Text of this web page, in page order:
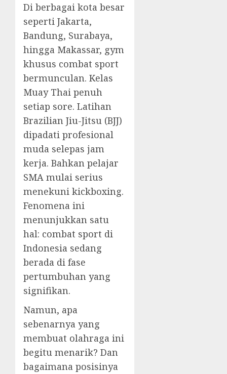
Di berbagai kota besar
seperti Jakarta,
Bandung, Surabaya,
hingga Makassar, gym
khusus combat sport
bermunculan. Kelas
Muay Thai penuh
setiap sore. Latihan
Brazilian Jiu-Jitsu (BJJ)
dipadati profesional
muda selepas jam
kerja. Bahkan pelajar
SMA mulai serius
menekuni kickboxing.
Fenomena ini
menunjukkan satu
hal: combat sport di
Indonesia sedang
berada di fase
pertumbuhan yang
signifikan.
Namun, apa
sebenarnya yang
membuat olahraga ini
begitu menarik? Dan
bagaimana posisinya